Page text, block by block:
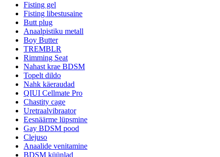
Fisting gel
Fisting libestusaine
Butt plug
Anaalpistiku metall
Boy Butter
TREMBLR
Rimming Seat
Nahast krae BDSM
Topelt dildo
Nahk käeraudad
QIUI Cellmate Pro
Chastity cage
Uretraalvibraator
Eesnäärme lüpsmine
Gay BDSM pood
Clejuso
Anaalide venitamine
BDSM küünlad